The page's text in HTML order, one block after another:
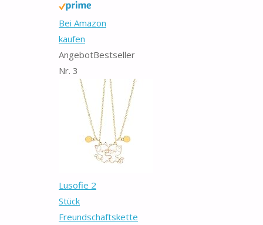
Bei Amazon
kaufen
AngebotBestseller
Nr. 3
Lusofie 2
Stück
Freundschaftskette